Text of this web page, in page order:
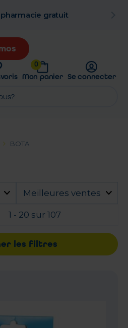
gratuit
0
Mon panier Se connecter
BOTA
Meilleures ventes
1 - 20 sur 107
les filtres